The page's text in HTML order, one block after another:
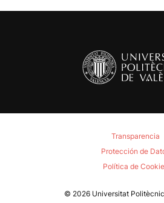
Transparencia
Protección de
Política de
© 2026 Universitat